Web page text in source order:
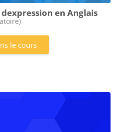
en Anglais
le cours